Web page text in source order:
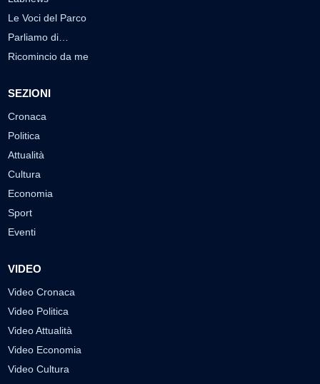
Le Voci del Parco
Parliamo di…
Ricomincio da me
SEZIONI
Cronaca
Politica
Attualità
Cultura
Economia
Sport
Eventi
VIDEO
Video Cronaca
Video Politica
Video Attualità
Video Economia
Video Cultura